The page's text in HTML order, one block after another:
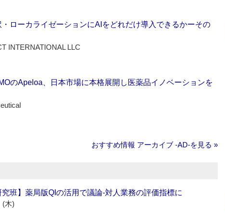
ローカライゼーションにAIをどれだけ導入できるかーその
INTERNATIONAL LLC
のApeloa、日本市場に本格展開し医薬品イノベーションを
おすすめ情報 アーカイブ ‐AD‐を見る »
究班】薬局版QIの活用で議論‐対人業務の評価指標に
(木)